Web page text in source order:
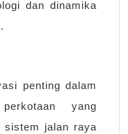
dan dinamika
penting dalam
yang
sistem jalan raya